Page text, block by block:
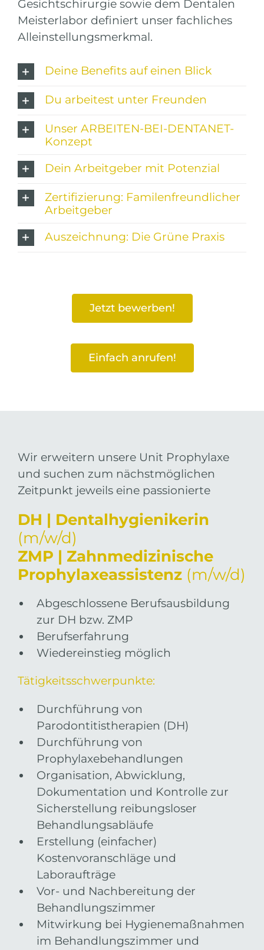
Gesichtschirurgie sowie dem Dentalen
Meisterlabor definiert unser fachliches
Alleinstellungsmerkmal.
Deine Benefits auf einen Blick
Du arbeitest unter Freunden
Unser ARBEITEN-BEI-DENTANET-
Konzept
Dein Arbeitgeber mit Potenzial
Zertifizierung: Familenfreundlicher
Arbeitgeber
Auszeichnung: Die Grüne Praxis
Jetzt bewerben!
Einfach anrufen!
Wir erweitern unsere Unit Prophylaxe
und suchen zum nächstmöglichen
Zeitpunkt jeweils eine passionierte
DH | Dentalhygienikerin
(m/w/d)
ZMP | Zahnmedizinische
Prophylaxeassistenz (m/w/d)
Abgeschlossene Berufsausbildung
zur DH bzw. ZMP
Berufserfahrung
Wiedereinstieg möglich
Tätigkeitsschwerpunkte:
Durchführung von
Parodontitistherapien (DH)
Durchführung von
Prophylaxebehandlungen
Organisation, Abwicklung,
Dokumentation und Kontrolle zur
Sicherstellung reibungsloser
Behandlungsabläufe
Erstellung (einfacher)
Kostenvoranschläge und
Laboraufträge
Vor- und Nachbereitung der
Behandlungszimmer
Mitwirkung bei Hygienemaßnahmen
im Behandlungszimmer und